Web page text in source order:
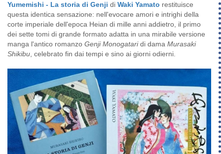
Yumemishi - La storia di Genji di Waki Yamato restituisce
questa identica sensazione: nell'evocare amori e intrighi della
corte imperiale dell'epoca Heian di mille anni addietro, il primo
dei sette tomi di grande formato adatta in una mirabile versione
manga l'antico romanzo Genji Monogataridi dama Murasaki
Shikibu, celebrato fin dai tempi e sino ai giorni odierni.